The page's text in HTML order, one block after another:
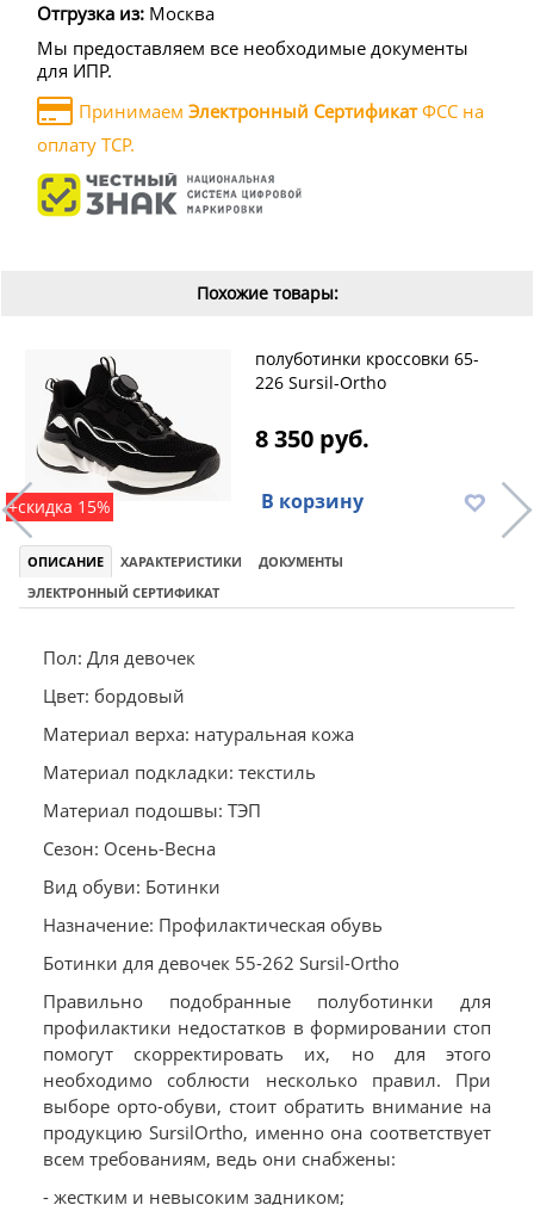
Отгрузка из: Москва
Мы предоставляем все необходимые документы
для ИПР.
Принимаем Электронный СертификатФСС на
оплату ТСР.
Похожие товары:
+скидка 15%
полуботинки кроссовки 65-
226 Sursil-Ortho
8 350 руб.
В корзину
ОПИСАНИЕ ХАРАКТЕРИСТИКИ
ДОКУМЕНТЫ
ЭЛЕКТРОННЫЙ СЕРТИФИКАТ
Пол: Для девочек
Цвет: бордовый
Материал верха: натуральная кожа
Материал подкладки: текстиль
Материал подошвы: ТЭП
Сезон: Осень-Весна
Вид обуви: Ботинки
Назначение: Профилактическая обувь
Ботинки для девочек 55-262 Sursil-Ortho
Правильно подобранные полуботинки для
профилактики недостатков в формировании стоп
помогут скорректировать их, но для этого
необходимо соблюсти несколько правил. При
выборе орто-обуви, стоит обратить внимание на
продукцию SursilOrtho, именно она соответствует
всем требованиям, ведь они снабжены:
- жестким и невысоким задником;